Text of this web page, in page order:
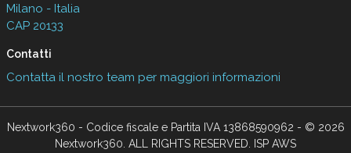
Milano - Italia
CAP 20133
Contatti
Contatta il nostro team per maggiori informazioni
Nextwork360 - Codice fiscale e Partita IVA 13868590962 - © 2026
Nextwork360. ALL RIGHTS RESERVED. ISP AWS